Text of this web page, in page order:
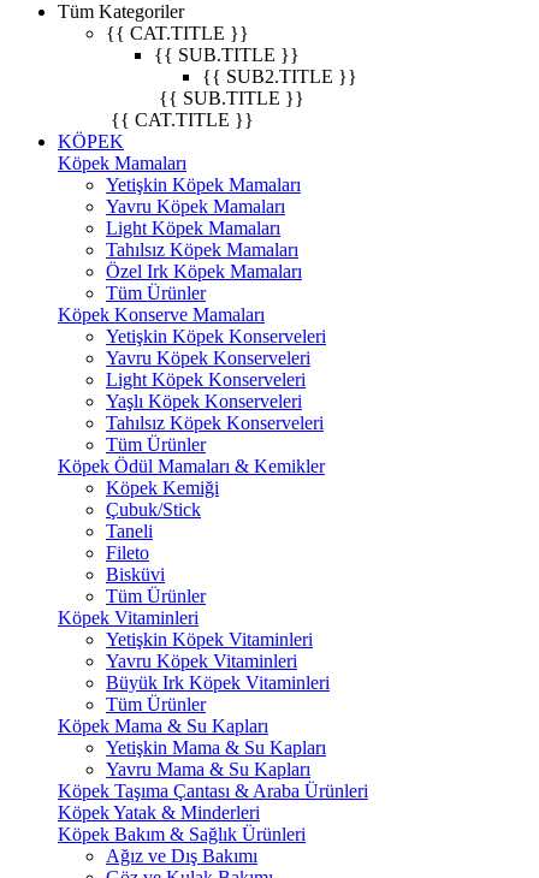
Tüm Kategoriler
{{ CAT.TITLE }}
{{ SUB.TITLE }}
{{ SUB2.TITLE }}
{{ SUB.TITLE }}
{{ CAT.TITLE }}
KÖPEK
Köpek Mamaları
Yetişkin Köpek Mamaları
Yavru Köpek Mamaları
Light Köpek Mamaları
Tahılsız Köpek Mamaları
Özel Irk Köpek Mamaları
Tüm Ürünler
Köpek Konserve Mamaları
Yetişkin Köpek Konserveleri
Yavru Köpek Konserveleri
Light Köpek Konserveleri
Yaşlı Köpek Konserveleri
Tahılsız Köpek Konserveleri
Tüm Ürünler
Köpek Ödül Mamaları & Kemikler
Köpek Kemiği
Çubuk/Stick
Taneli
Fileto
Bisküvi
Tüm Ürünler
Köpek Vitaminleri
Yetişkin Köpek Vitaminleri
Yavru Köpek Vitaminleri
Büyük Irk Köpek Vitaminleri
Tüm Ürünler
Köpek Mama & Su Kapları
Yetişkin Mama & Su Kapları
Yavru Mama & Su Kapları
Köpek Taşıma Çantası & Araba Ürünleri
Köpek Yatak & Minderleri
Köpek Bakım & Sağlık Ürünleri
Ağız ve Dış Bakımı